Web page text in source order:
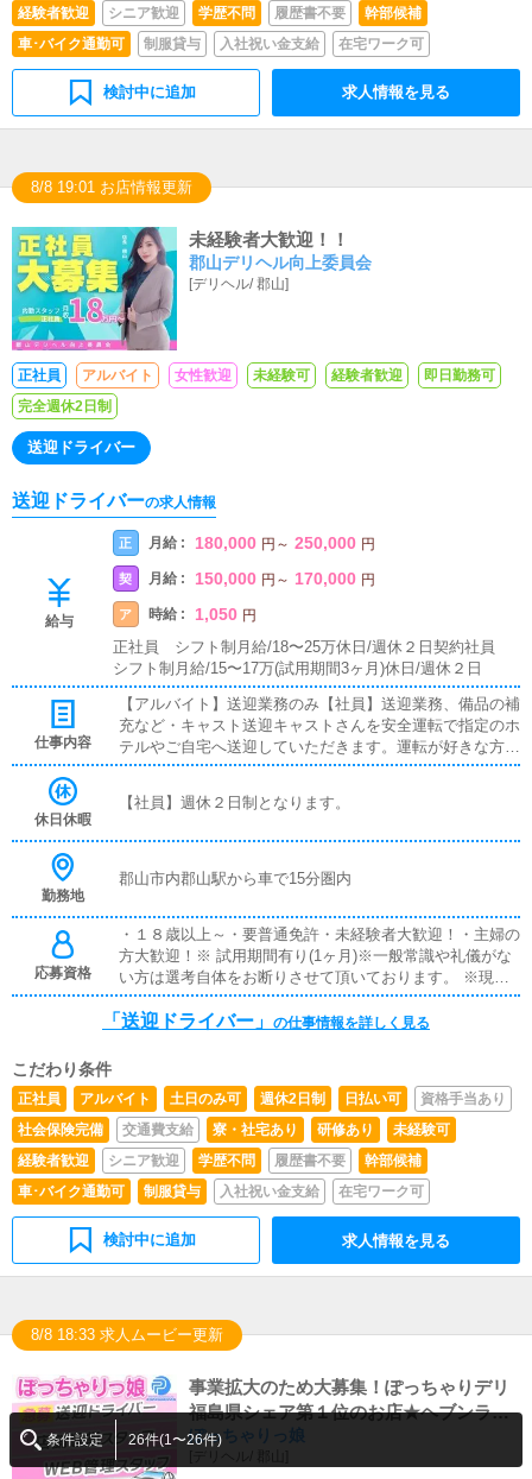
経験者歓迎
シニア歓迎 学歴不問 履歴書不要
幹部候補
車･バイク通勤可
制服貸与 入社祝い金支給 在宅ワーク可
検討中に追加 求人情報を見る
8/8 19:01 お店情報更新
未経験者大歓迎！！
郡山デリヘル向上委員会
[デリヘル/郡山]
正社員 アルバイト 女性歓迎 未経験可 経験者歓迎
即日勤務可
完全週休2日制
送迎ドライバー
送迎ドライバーの求人情報
給与
正 月給 : 180,000 円 ～ 250,000 円
契 月給 : 150,000 円 ～ 170,000 円
ア 時給 : 1,050 円
正社員 シフト制月給/18〜25万休日/週休２日契約社員
シフト制月給/15〜17万(試用期間3ヶ月)休日/週休２日
仕事内容
【アルバイト】送迎業務のみ【社員】送迎業務、備品の補
充など・キャスト送迎キャストさんを安全運転で指定のホ
テルやご自宅へ送迎していただきます。運転が好きな方に
おすすめです。・備品管理などの軽作業事務所内の備品等
休日休暇
【社員】週休２日制となります。
勤務地
郡山市内郡山駅から車で15分圏内
応募資格
・１８歳以上～・要普通免許・未経験者大歓迎！・主婦の
方大歓迎！※ 試用期間有り(1ヶ月)※一般常識や礼儀がな
い方は選考自体をお断りさせて頂いております。 ※現
在、就業中の方や入社日の希望がある方は、ご相談いただ
ければ調整させていただきます。 ※暴力団関係者の方又
す。
「送迎ドライバー」 の仕事情報を詳しく見る
こだわり条件
正社員 アルバイト 土日のみ可 週休2日制 日払い可
資格手当あり
社会保険完備
交通費支給 寮・社宅あり 研修あり
未経験可
経験者歓迎
シニア歓迎 学歴不問 履歴書不要
幹部候補
車･バイク通勤可
制服貸与 入社祝い金支給 在宅ワーク可
検討中に追加 求人情報を見る
8/8 18:33 求人ムービー更新
事業拡大のため大募集！ぽっちゃりデリ
福島県シェア第１位のお店★ヘブンラン
キング常に上位店の人気店で働いてみま
ぽっちゃりっ娘
条件設定 26件(1〜26件)